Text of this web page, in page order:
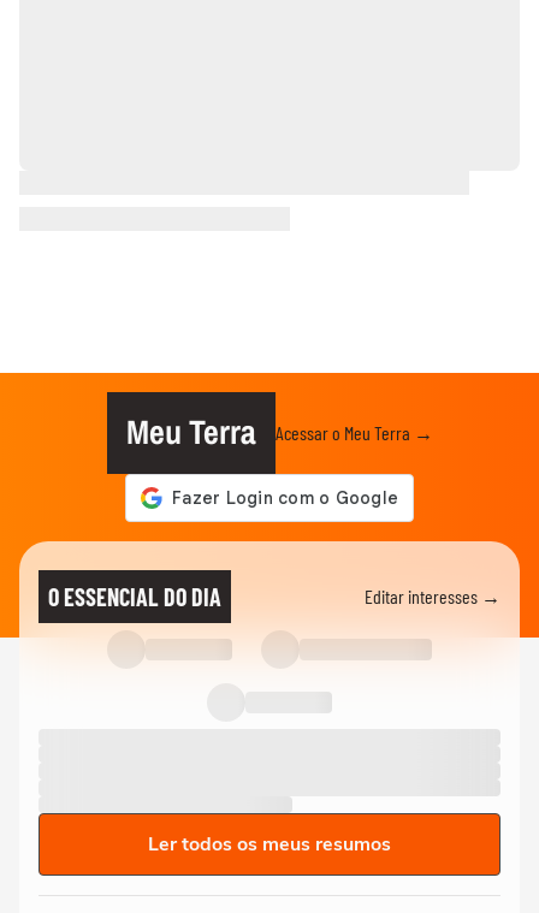
Meu Terra Acessar o Meu Terra →
O ESSENCIAL DO DIA Editar interesses →
Ler todos os meus resumos